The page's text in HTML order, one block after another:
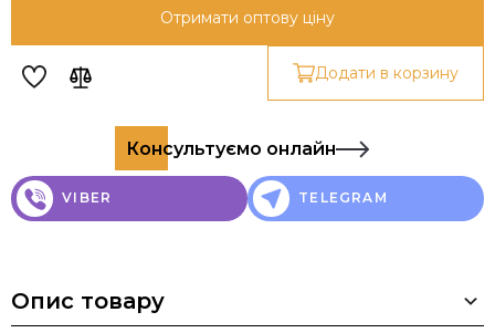
Отримати оптову ціну
Додати в корзину
Консультуємо онлайн
VIBER TELEGRAM
Опис товару